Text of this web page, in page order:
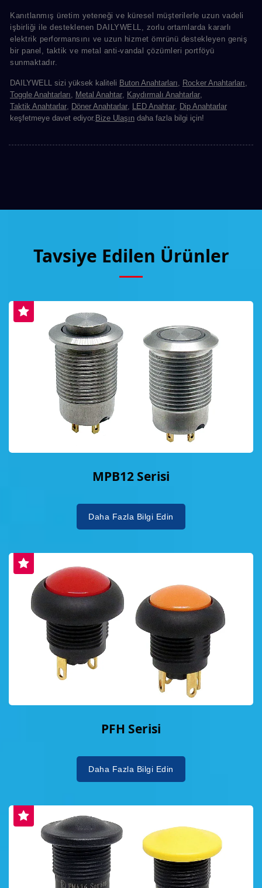
Kanıtlanmış üretim yeteneği ve küresel müşterilerle uzun vadeli
işbirliği ile desteklenen DAILYWELL, zorlu ortamlarda kararlı
elektrik performansını ve uzun hizmet ömrünü destekleyen geniş
bir panel, taktik ve metal anti-vandal çözümleri portföyü
sunmaktadır.
DAILYWELL sizi yüksek kaliteli Buton Anahtarları Rocker Anahtarları
Toggle Anahtarları
Metal Anahtar Kaydırmalı Anahtarlar
Taktik Anahtarlar Döner Anahtarlar LED Anahtar Dip Anahtarlar
keşfetmeye davet ediyor. Bize Ulaşın daha fazla bilgi için!
Tavsiye Edilen Ürünler
MPB12 Serisi
Daha Fazla Bilgi Edin
PFH Serisi
Daha Fazla Bilgi Edin